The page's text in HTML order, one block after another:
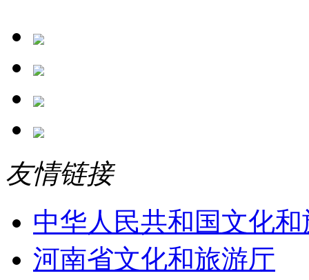
友情链接
中华人民共和国文化
河南省文化和旅游厅